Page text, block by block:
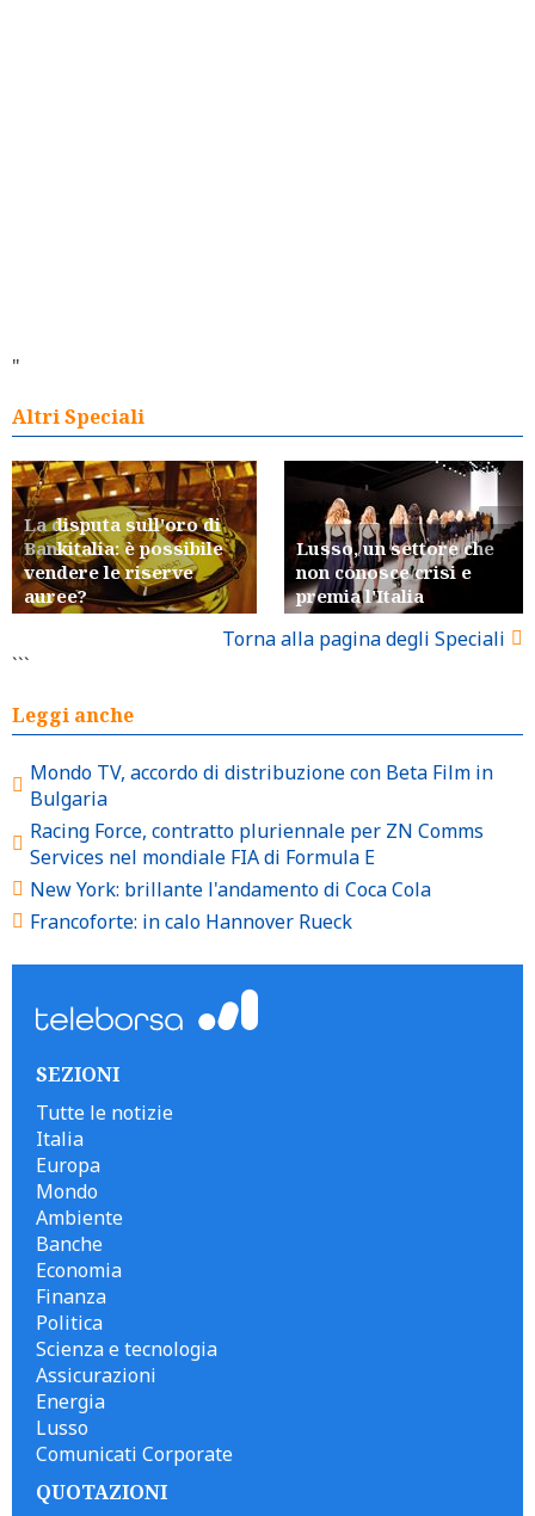
"
Altri Speciali
La disputa sull'oro di
Bankitalia: è possibile
vendere le riserve
auree?
Lusso, un settore che
non conosce crisi e
premia l'Italia
Torna alla pagina degli Speciali
```
Leggi anche
Mondo TV, accordo di distribuzione con Beta Film in
Bulgaria
Racing Force, contratto pluriennale per ZN Comms
Services nel mondiale FIA di Formula E
New York: brillante l'andamento di Coca Cola
Francoforte: in calo Hannover Rueck
SEZIONI
Tutte le notizie
Italia
Europa
Mondo
Ambiente
Banche
Economia
Finanza
Politica
Scienza e tecnologia
Assicurazioni
Energia
Lusso
Comunicati Corporate
QUOTAZIONI